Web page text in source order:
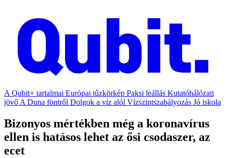
A Qubit+ tartalmai Európai tűzkörkép Paksi leállás Kutatóhálózati
jövő A Duna föntről Dolgok a víz alól Vízszintszabályozás Jó iskola
Bizonyos mértékben még a koronavírus
ellen is hatásos lehet az ősi csodaszer, az
ecet